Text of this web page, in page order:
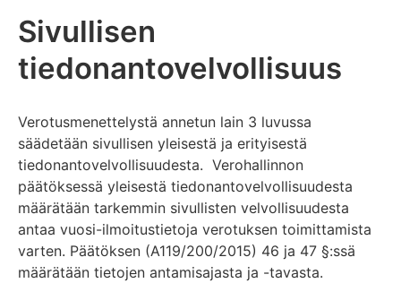
Sivullisen
tiedonantovelvollisuus
Verotusmenettelystä annetun lain 3 luvussa
säädetään sivullisen yleisestä ja erityisestä
tiedonantovelvollisuudesta. Verohallinnon
päätöksessä yleisestä tiedonantovelvollisuudesta
määrätään tarkemmin sivullisten velvollisuudesta
antaa vuosi-ilmoitustietoja verotuksen toimittamista
varten. Päätöksen (A119/200/2015) 46 ja 47 §:ssä
määrätään tietojen antamisajasta ja -tavasta.